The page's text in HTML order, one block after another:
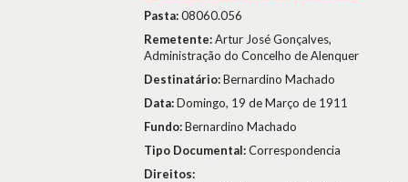
Pasta:08060.056
Remetente:Artur José Gonçalves,
Administração do Concelho de Alenquer
Destinatário:Bernardino Machado
Data:Domingo, 19 de Março de 1911
Fundo:Bernardino Machado
Tipo Documental:Correspondencia
Direitos: